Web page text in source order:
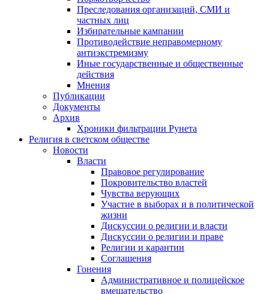
Преследования организаций, СМИ и
частных лиц
Избирательные кампании
Противодействие неправомерному
антиэкстремизму
Иные государственные и общественные
действия
Мнения
Публикации
Документы
Архив
Хроники фильтрации Рунета
Религия в светском обществе
Новости
Власти
Правовое регулирование
Покровительство властей
Чувства верующих
Участие в выборах и в политической
жизни
Дискуссии о религии и власти
Дискуссии о религии и праве
Религии и карантин
Соглашения
Гонения
Административное и полицейское
вмешательство